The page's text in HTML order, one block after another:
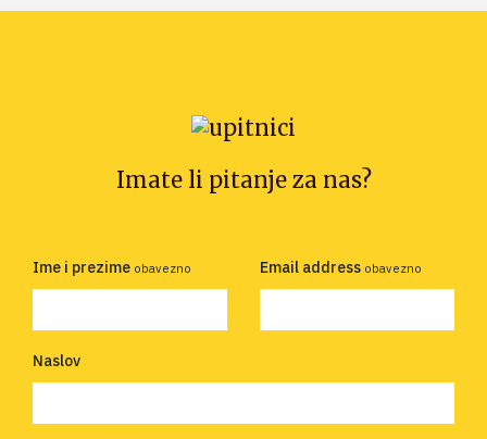
Imate li pitanje za nas?
Ime i prezime obavezno Email address obavezno
Naslov